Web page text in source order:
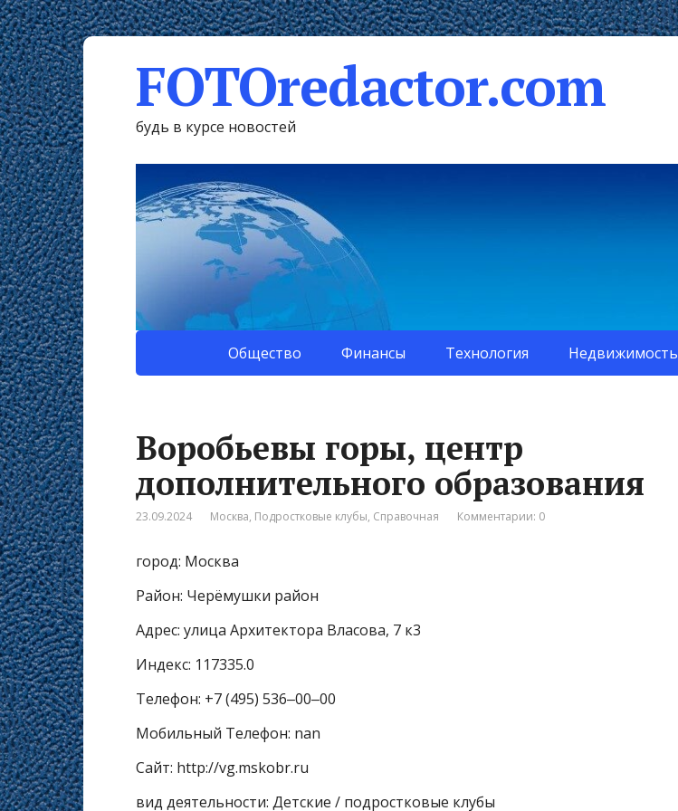
FOTOredactor.com
будь в курсе новостей
Общество Финансы Технология Недвижимость
Воробьевы горы, центр
дополнительного образования
23.09.2024 Москва, Подростковые клубы, Справочная Комментарии: 0
город: Москва
Район: Черёмушки район
Адрес: улица Архитектора Власова, 7 к3
Индекс: 117335.0
Телефон: +7 (495) 536‒00‒00
Мобильный Телефон: nan
Сайт: http://vg.mskobr.ru
вид деятельности: Детские / подростковые клубы